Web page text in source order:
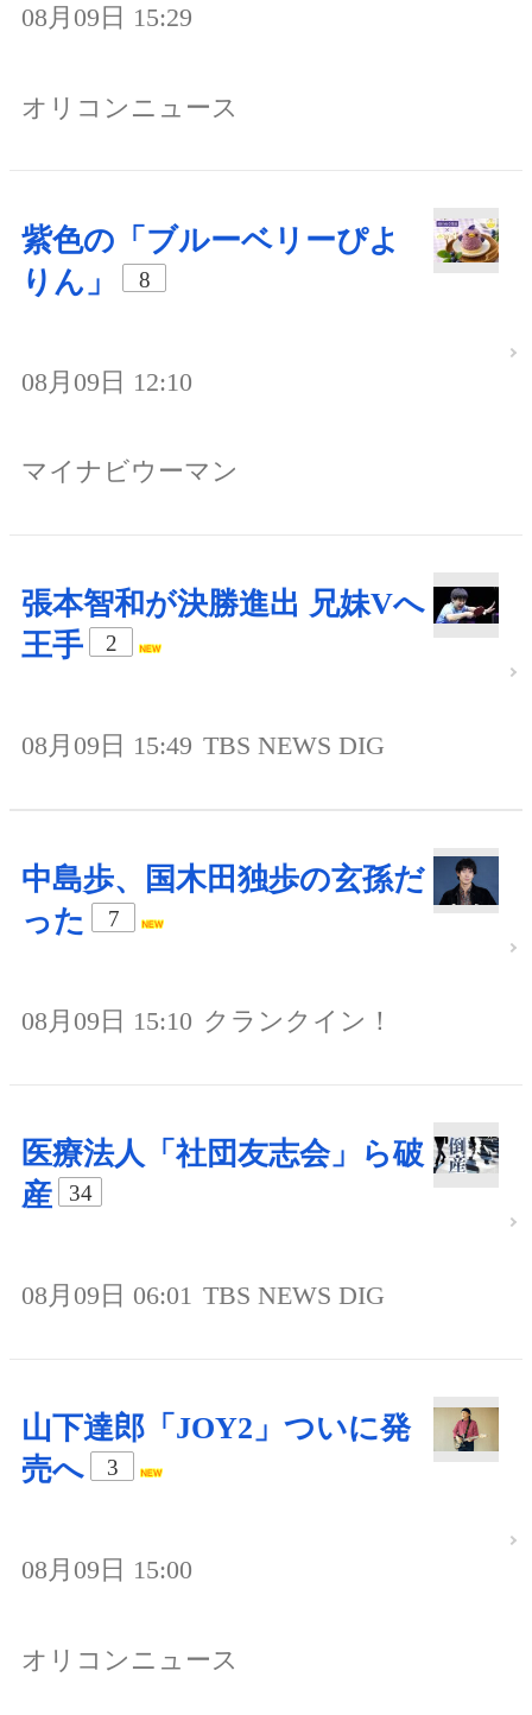
08月09日 15:29
オリコンニュース
紫色の「ブルーベリーぴよ
りん」
8
08月09日 12:10
マイナビウーマン
張本智和が決勝進出 兄妹Vへ
王手
2
08月09日 15:49 TBS NEWS DIG
中島歩、国木田独歩の玄孫だ
った
7
08月09日 15:10 クランクイン！
医療法人「社団友志会」ら破
産
34
08月09日 06:01 TBS NEWS DIG
山下達郎「JOY2」ついに発
売へ
3
08月09日 15:00
オリコンニュース